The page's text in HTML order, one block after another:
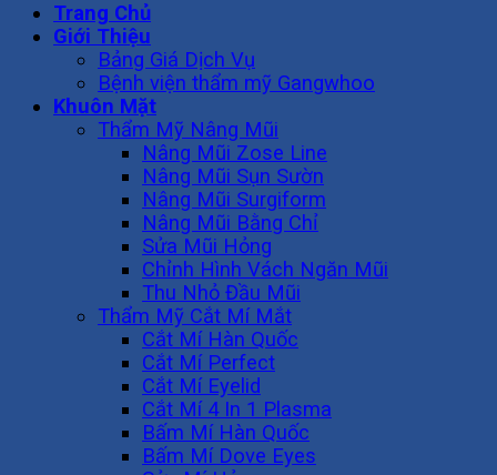
Trang Chủ
Giới Thiệu
Bảng Giá Dịch Vụ
Bệnh viện thẩm mỹ Gangwhoo
Khuôn Mặt
Thẩm Mỹ Nâng Mũi
Nâng Mũi Zose Line
Nâng Mũi Sụn Sườn
Nâng Mũi Surgiform
Nâng Mũi Bằng Chỉ
Sửa Mũi Hỏng
Chỉnh Hình Vách Ngăn Mũi
Thu Nhỏ Đầu Mũi
Thẩm Mỹ Cắt Mí Mắt
Cắt Mí Hàn Quốc
Cắt Mí Perfect
Cắt Mí Eyelid
Cắt Mí 4 In 1 Plasma
Bấm Mí Hàn Quốc
Bấm Mí Dove Eyes